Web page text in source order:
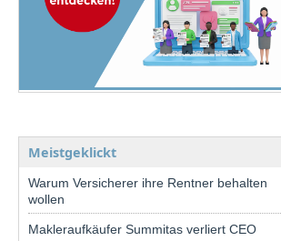
Meistgeklickt
Warum Versicherer ihre Rentner behalten
wollen
Makleraufkäufer Summitas verliert CEO